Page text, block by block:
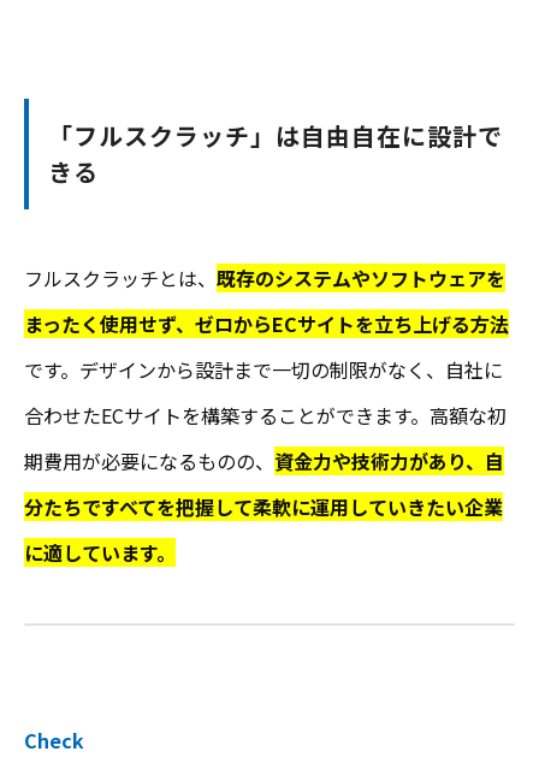
「フルスクラッチ」は自由自在に設計で
きる
フルスクラッチとは、 既存のシステムやソフトウェアを
まったく使用せず、ゼロからECサイトを立ち上げる方法
です。デザインから設計まで一切の制限がなく、自社に
合わせたECサイトを構築することができます。高額な初
期費用が必要になるものの、 資金力や技術力があり、自
分たちですべてを把握して柔軟に運用していきたい企業
に適しています。
Check